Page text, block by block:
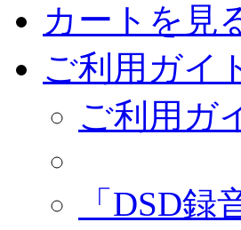
カートを見
ご利用ガイ
ご利用ガ
「DSD録